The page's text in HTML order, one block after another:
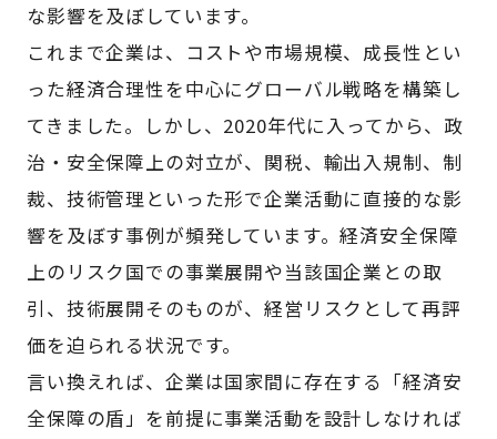
な影響を及ぼしています。
これまで企業は、コストや市場規模、成長性とい
った経済合理性を中心にグローバル戦略を構築し
てきました。しかし、2020年代に入ってから、政
治・安全保障上の対立が、関税、輸出入規制、制
裁、技術管理といった形で企業活動に直接的な影
響を及ぼす事例が頻発しています。経済安全保障
上のリスク国での事業展開や当該国企業との取
引、技術展開そのものが、経営リスクとして再評
価を迫られる状況です。
言い換えれば、企業は国家間に存在する「経済安
全保障の盾」を前提に事業活動を設計しなければ